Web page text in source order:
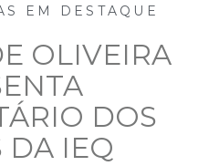
EM DESTAQUE
OLIVEIRA
DOS
DA IEQ